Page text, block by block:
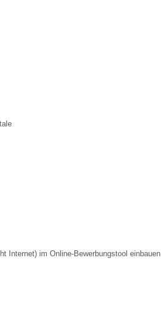
Internet) im Online-Bewerbungstool einbauen